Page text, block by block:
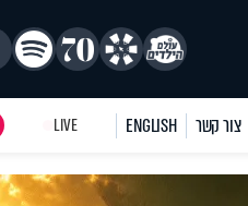
צור קשר ENGLISH
LIVE